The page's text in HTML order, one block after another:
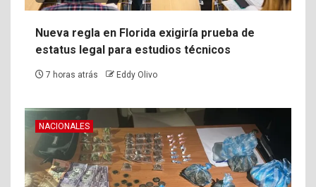
Nueva regla en Florida exigiría prueba de
estatus legal para estudios técnicos
7 horas atrás Eddy Olivo
NACIONALES